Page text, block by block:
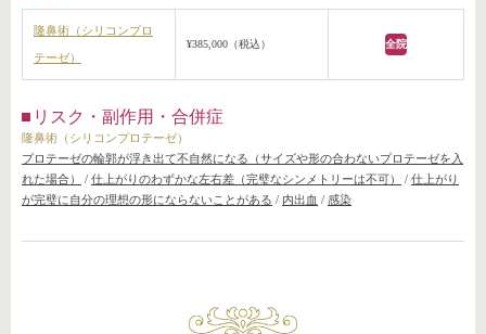
隆鼻術（シリコンプロ
テーゼ）
¥385,000（税込） 全院
リスク・副作用・合併症
隆鼻術（シリコンプロテーゼ）
プロテーゼの輪郭が浮き出て不自然になる（サイズや形の合わないプロテーゼを入
れた場合）
/ 仕上がりのわずかな左右差（完璧なシンメトリーは不可） / 仕上がり
が完璧に自分の理想の形にならないことがある / 内出血 / 感染